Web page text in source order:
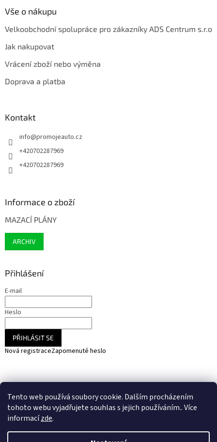
Tento web používá soubory cookie. Dalším procházením
tohoto webu vyjadřujete souhlas s jejich používáním.. Více
informacízde.
Vše o nákupu
Velkoobchodní spolupráce pro zákazníky ADS Centrum s.r.o
Jak nakupovat
Vrácení zboží nebo výměna
Doprava a platba
Kontakt
info@promojeauto.cz
+420702287969
+420702287969
Informace o zboží
MAZACÍ PLÁNY
ARCHIV
Přihlášení
E-mail
Heslo
PŘIHLÁSIT SE
Nová registraceZapomenuté heslo
SOLARCZ.cz - Vše pro solární energie a fotovoltaiku